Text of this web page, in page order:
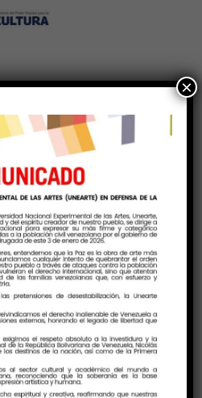
la Unearte
y llenan
educación
×